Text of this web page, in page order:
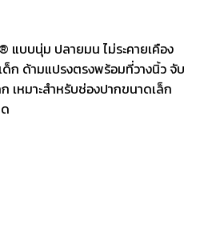
แบบนุ่ม ปลายมน ไม่ระคายเคือง
ด็ก ด้ามแปรงตรงพร้อมที่วางนิ้ว จับ
เหมาะสำหรับช่องปากขนาดเล็ก